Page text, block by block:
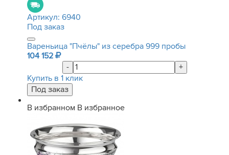
Артикул: 6940
Под заказ
Вареньица "Пчёлы" из серебра 999 пробы
104 152
-
+
Купить в 1 клик
В избранном В избранное